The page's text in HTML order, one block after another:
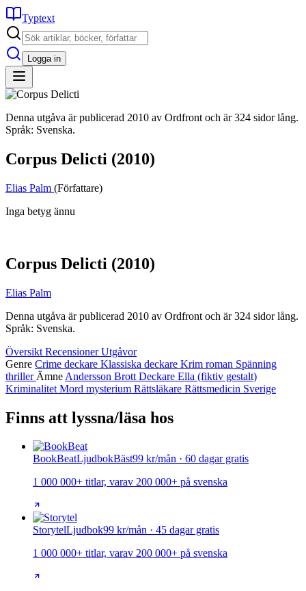
Typtext
Logga in
Denna utgåva är publicerad 2010 av Ordfront och är 324 sidor lång.
Språk: Svenska.
Corpus Delicti (2010)
Elias Palm (Författare)
Inga betyg ännu
Corpus Delicti (2010)
Elias Palm
Denna utgåva är publicerad 2010 av Ordfront och är 324 sidor lång.
Språk: Svenska.
Översikt RecensionerUtgåvor
Genre Crime deckare Klassiska deckare Krim roman Spänning
thriller Ämne Andersson Brott Deckare Ella (fiktiv gestalt)
Kriminalitet Mord mysterium Rättsläkare Rättsmedicin Sverige
Finns att lyssna/läsa hos
BookBeatLjudbokBäst99 kr/mån · 60 dagar gratis
1 000 000+ titlar, varav 200 000+ på svenska
StorytelLjudbok99 kr/mån · 45 dagar gratis
1 000 000+ titlar, varav 200 000+ på svenska